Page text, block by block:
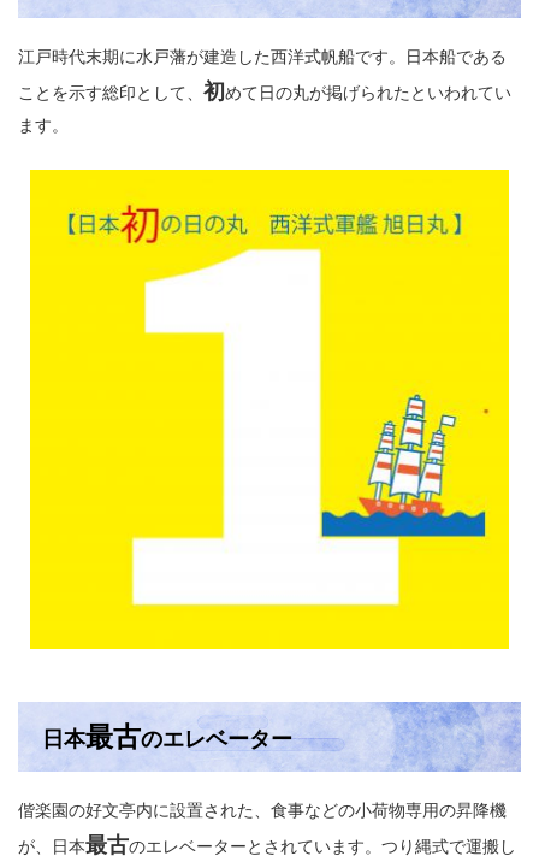
江戸時代末期に水戸藩が建造した西洋式帆船です。日本船である
ことを示す総印として、 初めて日の丸が掲げられたといわれてい
ます。
日本最古のエレベーター
偕楽園の好文亭内に設置された、食事などの小荷物専用の昇降機
が、日本最古のエレベーターとされています。つり縄式で運搬し